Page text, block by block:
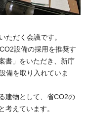
ただく会議です。
設備の採用を推奨す
書」をいただき、新庁
備を取り入れていま
建物として、省CO2の
考えています。